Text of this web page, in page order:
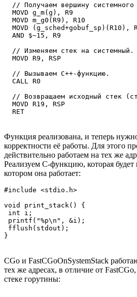
// Получаем вершину
  MOVD g_m(g), R9
  MOVD m_g0(R9), R10
MOVD (g_sched+gobuf_sp)(R10),
  AND $~15, R9
  // Изменяем стек на системный.
  MOVD R9, RSP
  // Вызываем C++-функцию.
  CALL R0
// Возвращаем исходный стек
  MOVD R19, RSP
  RET
Функция реализована, и теперь
корректности её работы. Для этого
действительно работаем на тех же
Реализуем C-функцию, которая будет
котором она работает:
#include <stdio.h>
void print_stack() {
int i;
printf("%p\n", &i);
fflush(stdout);
}
CGo и FastCGoOnSystemStack
тех же адресах, в отличие от
стеке горутины: